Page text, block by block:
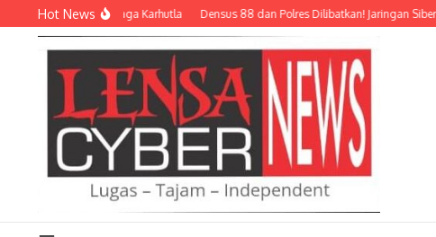
Lewati ke konten
Hot News
dan Relawan Siaga Karhutla Densus 88 dan Polres Dilibatkan! Jaringan Siber